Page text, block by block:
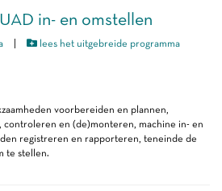
in- en omstellen
lees het uitgebreide programma
voorbereiden en plannen,
controleren en (de)monteren, machine in- en
registreren en rapporteren, teneinde de
te stellen.